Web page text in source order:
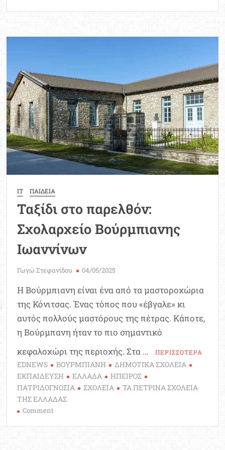
Πέτρινο
Πανοράματος
Θεσσαλονίκης
IT ΠΑΙΔΕΙΑ
Ταξίδι στο παρελθόν:
Σχολαρχείο Βούρμπιανης
Ιωαννίνων
Γωγώ Στεφανίδου 04/05/2025
Η Βούρμπιανη είναι ένα από τα μαστοροχώρια
της Κόνιτσας. Ένας τόπος που «έβγαλε» κι
αυτός πολλούς μαστόρους της πέτρας. Κάποτε,
η Βούρμπανη ήταν το πιο σημαντικό
κεφαλοχώρι της περιοχής. Στα …
ΠΕΡΙΣΣΟΤΕΡΑ
EDNEWS ΒΟΥΡΜΠΙΑΝΗ
ΔΗΜΟΤΙΚΑ ΣΧΟΛΕΙΑ
ΕΚΠΑΙΔΕΥΣΗ
ΕΛΛΑΔΑ
ΗΠΕΙΡΟΣ
ΠΑΤΡΙΔΟΓΝΩΣΙΑ
ΣΧΟΛΕΙΑ
ΤΑ ΠΕΤΡΙΝΑ ΣΧΟΛΕΙΑ
ΤΗΣ ΕΛΛΑΔΑΣ
Comment